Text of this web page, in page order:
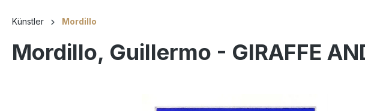
Künstler Mordillo
Mordillo, Guillermo - GIRAFFE